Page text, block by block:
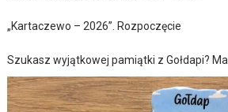
„Kartaczewo – 2026”. Rozpoczęcie
Szukasz wyjątkowej pamiątki z Gołdapi?